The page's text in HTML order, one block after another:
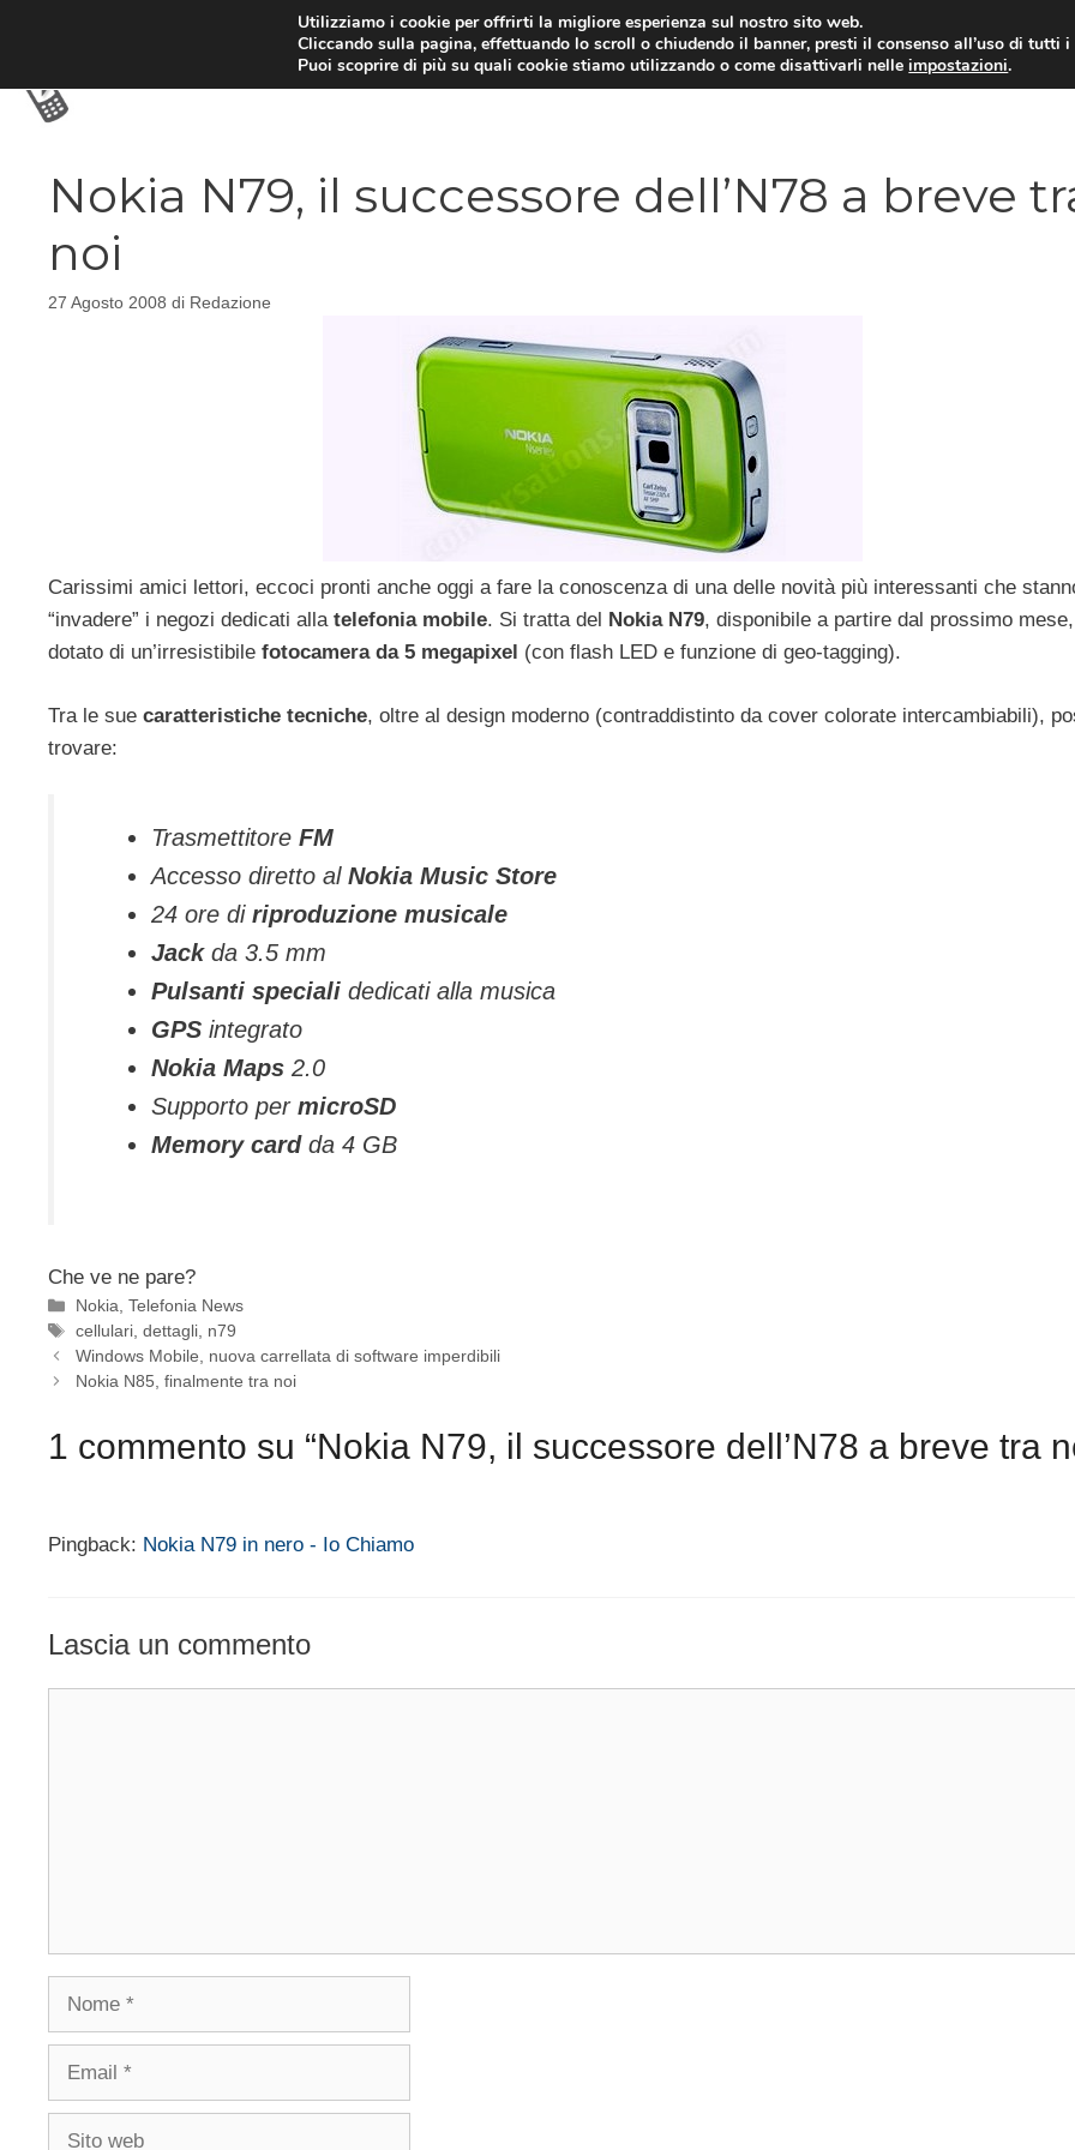
TARIFFE E PROMOZIONI
Nokia N79, il successore dell’N78 a breve
noi
27 Agosto 2008 di Redazione
Carissimi amici lettori, eccoci pronti anche oggi a fare la conoscenza di una delle novità più interessanti che
“invadere” i negozi dedicati alla telefonia mobile. Si tratta del Nokia N79, disponibile a partire dal prossimo
dotato di un’irresistibile fotocamera da 5 megapixel (con flash LED e funzione di geo-tagging).
Tra le sue caratteristiche tecniche, oltre al design moderno (contraddistinto da cover colorate intercambiabili),
trovare:
TrasmettitoreFM
Accesso diretto alNokia Music Store
24 ore diriproduzione musicale
Jackda 3.5 mm
Pulsanti speciali dedicati alla musica
GPS integrato
Nokia Maps 2.0
Supporto permicroSD
Memory cardda 4 GB
Che ve ne pare?
Categorie
Nokia,Telefonia News
Tag
cellulari,dettagli, n79
Windows Mobile, nuova carrellata di software imperdibili
Nokia N85, finalmente tra noi
1 commento su “Nokia N79, il successore dell’N78 a breve tra
Pingback: Nokia N79 in nero - Io Chiamo
Lascia un commento
Nome
Email
Sito
Utilizziamo i cookie per offrirti la migliore esperienza sul nostro sito web.
Cliccando sulla pagina, effettuando lo scroll o chiudendo il banner, presti il consenso all’uso di tutti
Puoi scoprire di più su quali cookie stiamo utilizzando o come disattivarli nelleimpostazioni.